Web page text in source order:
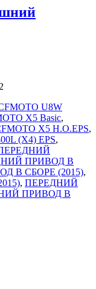
U8W
X5 Basic,
X5 H.O.EPS,
(X4) EPS,
ПРИВОД В
В СБОРЕ (2015),
, ПЕРЕДНИЙ
ПРИВОД В